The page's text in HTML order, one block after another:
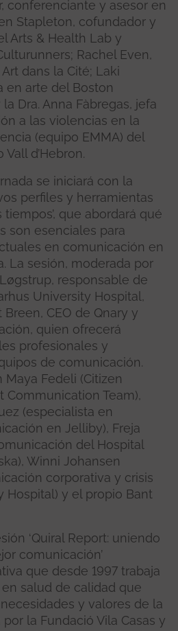
conferenciante y asesor en
Stapleton, cofundador y
Arts & Health Lab y
Rachel Even,
dans la Cité; Laki
en arte del Boston
la Dra. Anna Fàbregas, jefa
a las violencias en la
(equipo EMMA) del
d’Hebron.
se iniciará con la
perfiles y herramientas
que abordará qué
son esenciales para
en comunicación en
La sesión, moderada por
responsable de
University Hospital,
CEO de Qnary y
quien ofrecerá
profesionales y
de comunicación.
Fedeli (Citizen
Communication Team),
(especialista en
en Jelliby), Freja
del Hospital
Winni Johansen
corporativa y crisis
Hospital) y el propio Bant
‘Quiral Report: uniendo
comunicación’
que desde 1997 trabaja
salud de calidad que
y valores de la
la Fundació Vila Casas y